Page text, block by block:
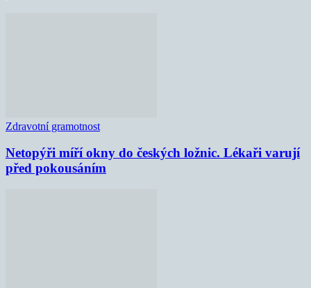
Zdravotní gramotnost
Netopýři míří okny do českých ložnic. Lékaři varují
před pokousáním